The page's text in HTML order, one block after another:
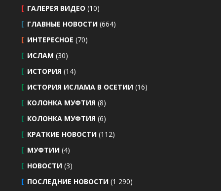
ГАЛЕРЕЯ ВИДЕО (10)
ГЛАВНЫЕ НОВОСТИ (664)
ИНТЕРЕСНОЕ (70)
ИСЛАМ (30)
ИСТОРИЯ (14)
ИСТОРИЯ ИСЛАМА В ОСЕТИИ (16)
КОЛОНКА МУФТИЯ (8)
КОЛОНКА МУФТИЯ (6)
КРАТКИЕ НОВОСТИ (112)
МУФТИИ (4)
НОВОСТИ (3)
ПОСЛЕДНИЕ НОВОСТИ (1 290)